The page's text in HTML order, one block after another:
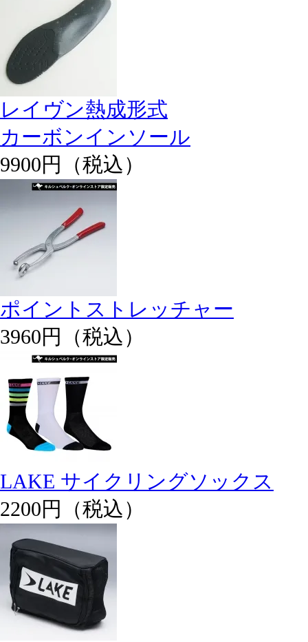
レイヴン熱成形式
カーボンインソール
9900円（税込）
ポイントストレッチャー
3960円（税込）
LAKE サイクリングソックス
2200円（税込）